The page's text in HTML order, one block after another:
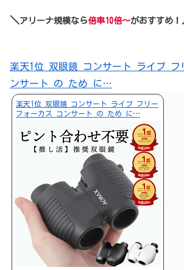
＼ アリーナ規模なら倍率10倍～がおすすめ！
楽天1位 双眼鏡 コンサート ライブ フ
ンサート の ため に…
楽天1位 双眼鏡 コンサート ライブ フリー
フォーカス コンサート の ため に…